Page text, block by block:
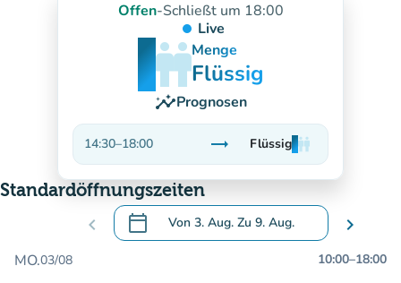
Offen-Schließt um 18:00
Live
man
man
manMenge
Flüssig
insightsPrognosen
14:30–18:00 trending_flat
Stabil
Flüssigman
man
man
Standardöffnungszeiten
chevron_left calendar_today Von 3. Aug. Zu 9. Aug.
.Öffnen Sie den Kalender, um Daten zu
chevron_right
MO.03/08 10:00–18:00